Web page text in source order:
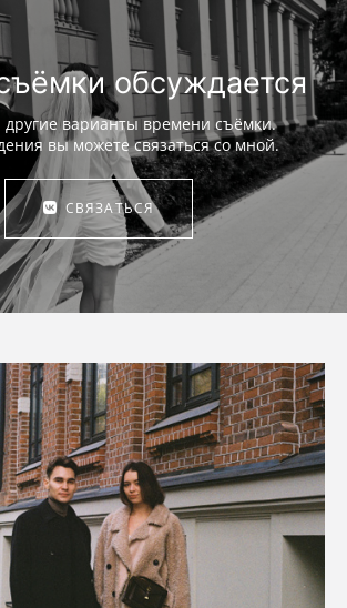
обсуждается
варианты времени съёмки.
вы можете связаться со мной.
СВЯЗАТЬСЯ